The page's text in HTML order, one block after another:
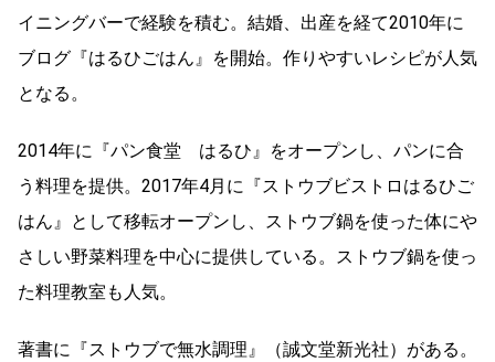
イニングバーで経験を積む。結婚、出産を経て2010年に
ブログ『はるひごはん』を開始。作りやすいレシピが人気
となる。
2014年に『パン食堂 はるひ』をオープンし、パンに合
う料理を提供。2017年4月に『ストウブビストロはるひご
はん』として移転オープンし、ストウブ鍋を使った体にや
さしい野菜料理を中心に提供している。ストウブ鍋を使っ
た料理教室も人気。
著書に『ストウブで無水調理』（誠文堂新光社）がある。